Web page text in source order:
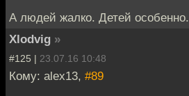
А людей жалко. Детей особенно.
Xlodvig »
#125 | 23.07.16 10:48
Кому: alex13, #89